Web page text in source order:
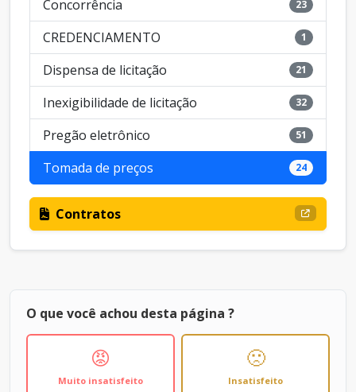
Concorrência 23
CREDENCIAMENTO 1
Dispensa de licitação 21
Inexigibilidade de licitação 32
Pregão eletrônico 51
Tomada de preços 24
Contratos
O que você achou desta página ?
😡
Muito insatisfeito
🙁
Insatisfeito